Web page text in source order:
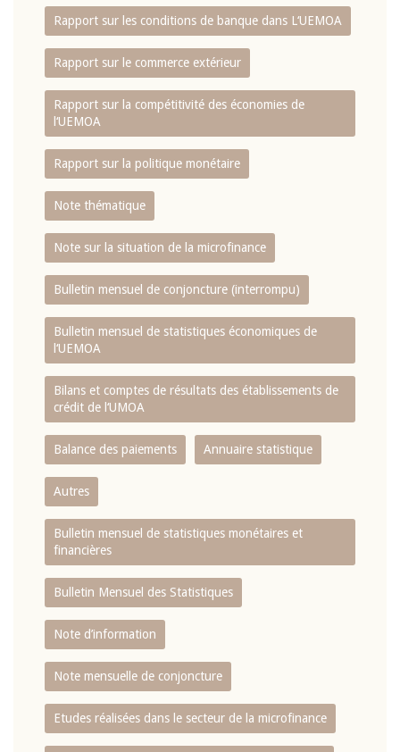
Rapport sur les conditions de banque dans L‘UEMOA
Rapport sur le commerce extérieur
Rapport sur la compétitivité des économies de
l‘UEMOA
Rapport sur la politique monétaire
Note thématique
Note sur la situation de la microfinance
Bulletin mensuel de conjoncture (interrompu)
Bulletin mensuel de statistiques économiques de
l‘UEMOA
Bilans et comptes de résultats des établissements de
crédit de l‘UMOA
Balance des paiements Annuaire statistique
Autres
Bulletin mensuel de statistiques monétaires et
financières
Bulletin Mensuel des Statistiques
Note d’information
Note mensuelle de conjoncture
Etudes réalisées dans le secteur de la microfinance